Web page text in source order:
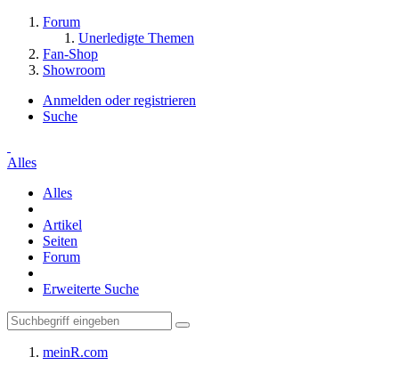
Forum
Unerledigte Themen
Fan-Shop
Showroom
Anmelden oder registrieren
Suche
Alles
Alles
Artikel
Seiten
Forum
Erweiterte Suche
meinR.com